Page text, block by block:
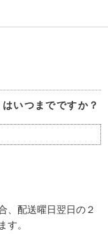
いつまでですか？
、配送曜日翌日の２
す。